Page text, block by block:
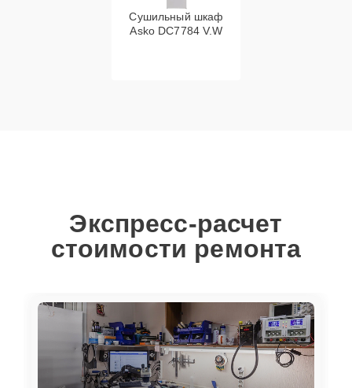
Сушильный шкаф
Asko DC7784 V.W
Экспресс-расчет
стоимости ремонта